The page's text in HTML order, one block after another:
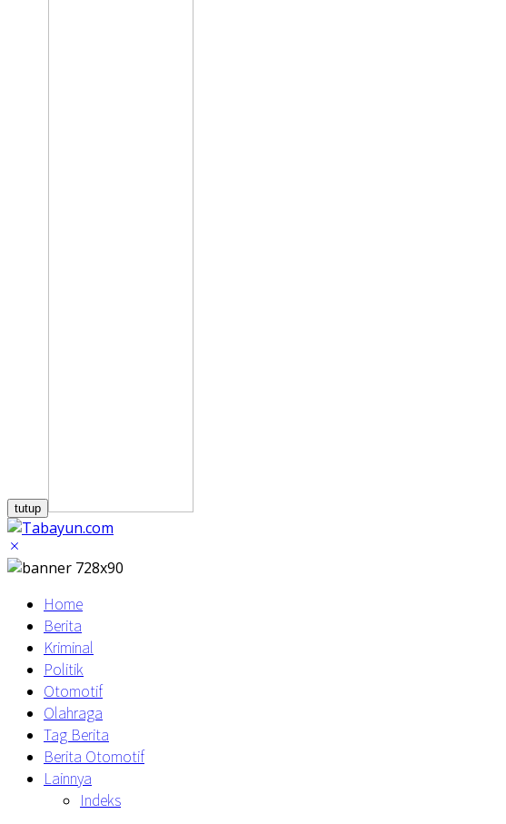
tutup
Home
Berita
Kriminal
Politik
Otomotif
Olahraga
Tag Berita
Berita Otomotif
Lainnya
Indeks